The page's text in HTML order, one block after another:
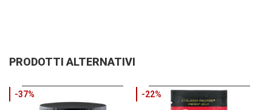
PRODOTTI ALTERNATIVI
-37% -22%